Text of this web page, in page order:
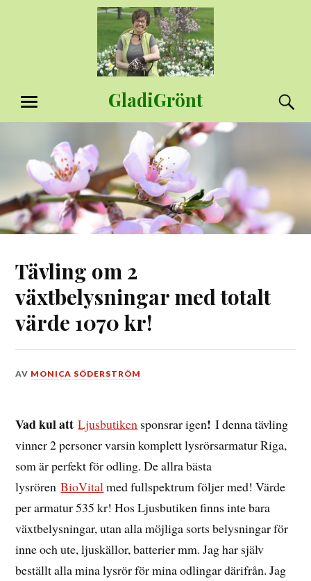
GladiGrönt
MENY
Tävling om 2
växtbelysningar med totalt
värde 1070 kr!
DEN
2015
AV MONICA SÖDERSTRÖM
Vad kul attLjusbutiken sponsrar igen! I denna tävling
vinner 2 personer varsin komplett lysrörsarmatur Riga,
som är perfekt för odling. De allra bästa
lysrörenBioVital med fullspektrum följer med! Värde
per armatur 535 kr! Hos Ljusbutiken finns inte bara
växtbelysningar, utan alla möjliga sorts belysningar för
inne och ute, ljuskällor, batterier mm. Jag har själv
beställt alla mina lysrör för mina odlingar därifrån. Jag